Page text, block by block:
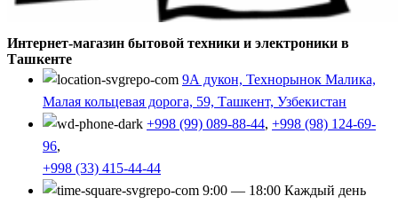
Интернет-магазин бытовой техники и электроники в
Ташкенте
9А дукон, Технорынок Малика,
Малая кольцевая дорога, 59, Ташкент, Узбекистан
+998 (99) 089-88-44, +998 (98) 124-69-
96,
+998 (33) 415-44-44
9:00 — 18:00 Каждый день